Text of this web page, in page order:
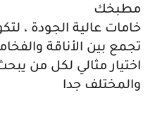
مطبخك
خامات عالية الجودة ،
تجمع بين الأناقة
اختيار مثالي لكل من
والمختلف جدا